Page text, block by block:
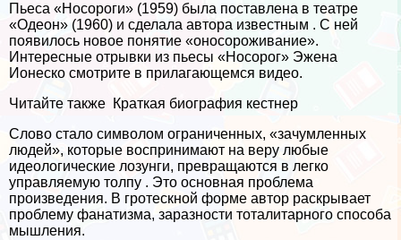
Пьеса «Носороги» (1959) была поставлена в театре
«Одеон» (1960) и сделала автора известным . С ней
появилось новое понятие «оносороживание».
Интересные отрывки из пьесы «Носорог» Эжена
Ионеско смотрите в прилагающемся видео.
Читайте также Краткая биография кестнер
Слово стало символом ограниченных, «зачумленных
людей», которые воспринимают на веру любые
идеологические лозунги, превращаются в легко
управляемую толпу . Это основная проблема
произведения. В гротескной форме автор раскрывает
проблему фанатизма, заразности тоталитарного способа
мышления.